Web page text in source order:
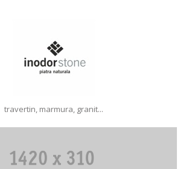
travertin, marmura, granit...